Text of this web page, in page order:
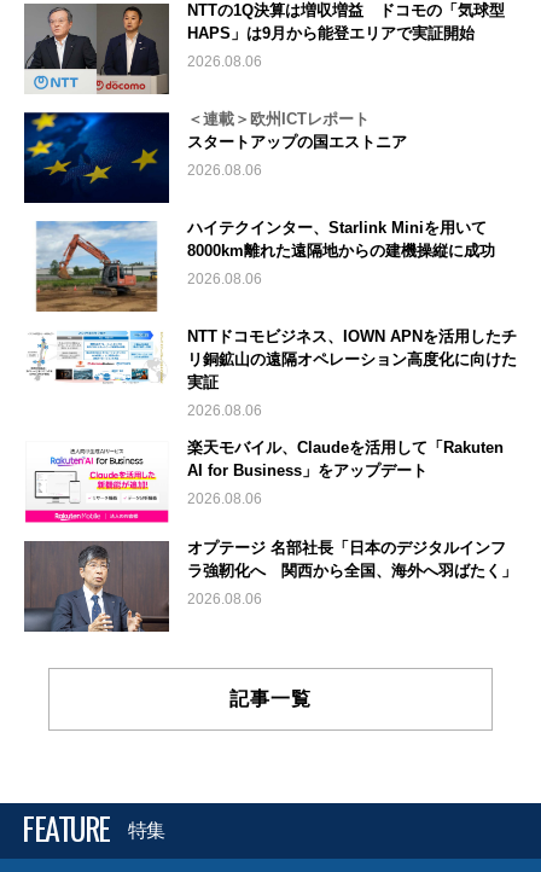
NTTの1Q決算は増収増益 ドコモの「気球型
HAPS」は9月から能登エリアで実証開始
2026.08.06
＜連載＞欧州ICTレポート
スタートアップの国エストニア
2026.08.06
ハイテクインター、Starlink Miniを用いて
8000km離れた遠隔地からの建機操縦に成功
2026.08.06
NTTドコモビジネス、IOWN APNを活用したチ
リ銅鉱山の遠隔オペレーション高度化に向けた
実証
2026.08.06
楽天モバイル、Claudeを活用して「Rakuten
AI for Business」をアップデート
2026.08.06
オプテージ 名部社長「日本のデジタルインフ
ラ強靭化へ 関西から全国、海外へ羽ばたく」
2026.08.06
記事一覧
FEATURE 特集